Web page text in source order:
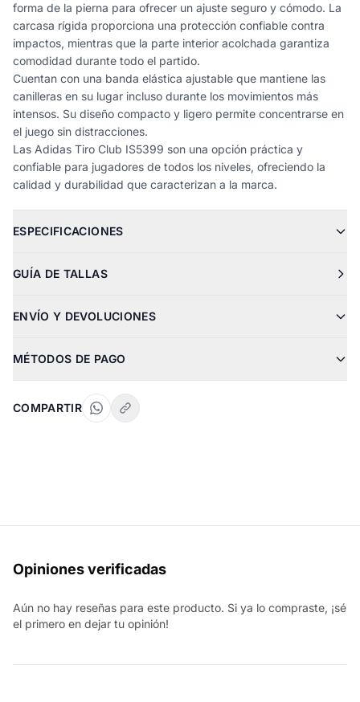
forma de la pierna para ofrecer un ajuste seguro y cómodo. La
carcasa rígida proporciona una protección confiable contra
impactos, mientras que la parte interior acolchada garantiza
comodidad durante todo el partido.
Cuentan con una banda elástica ajustable que mantiene las
canilleras en su lugar incluso durante los movimientos más
intensos. Su diseño compacto y ligero permite concentrarse en
el juego sin distracciones.
Las Adidas Tiro Club IS5399 son una opción práctica y
confiable para jugadores de todos los niveles, ofreciendo la
calidad y durabilidad que caracterizan a la marca.
ESPECIFICACIONES
GUÍA DE TALLAS
ENVÍO Y DEVOLUCIONES
MÉTODOS DE PAGO
COMPARTIR
Opiniones verificadas
Aún no hay reseñas para este producto. Si ya lo compraste, ¡sé
el primero en dejar tu opinión!